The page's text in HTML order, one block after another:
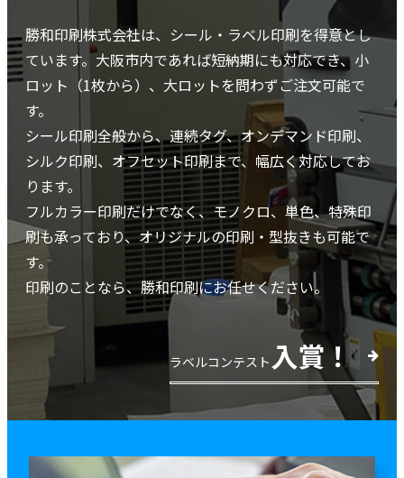
勝和印刷株式会社は、シール・ラベル印刷を得意とし
ています。大阪市内であれば短納期にも対応でき、小
ロット（1枚から）、大ロットを問わずご注文可能で
す。
シール印刷全般から、連続タグ、オンデマンド印刷、
シルク印刷、オフセット印刷まで、幅広く対応してお
ります。
フルカラー印刷だけでなく、モノクロ、単色、特殊印
刷も承っており、オリジナルの印刷・型抜きも可能で
す。
印刷のことなら、勝和印刷にお任せください。
ラベルコンテスト 入賞！